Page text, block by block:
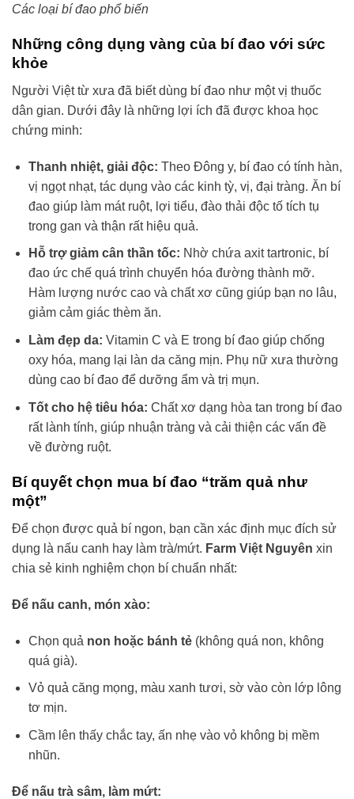
Các loại bí đao phổ biến
Những công dụng vàng của bí đao với sức
khỏe
Người Việt từ xưa đã biết dùng bí đao như một vị thuốc
dân gian. Dưới đây là những lợi ích đã được khoa học
chứng minh:
Thanh nhiệt, giải độc: Theo Đông y, bí đao có tính hàn,
vị ngọt nhạt, tác dụng vào các kinh tỳ, vị, đại tràng. Ăn bí
đao giúp làm mát ruột, lợi tiểu, đào thải độc tố tích tụ
trong gan và thận rất hiệu quả.
Hỗ trợ giảm cân thần tốc: Nhờ chứa axit tartronic, bí
đao ức chế quá trình chuyển hóa đường thành mỡ.
Hàm lượng nước cao và chất xơ cũng giúp bạn no lâu,
giảm cảm giác thèm ăn.
Làm đẹp da: Vitamin C và E trong bí đao giúp chống
oxy hóa, mang lại làn da căng mịn. Phụ nữ xưa thường
dùng cao bí đao để dưỡng ẩm và trị mụn.
Tốt cho hệ tiêu hóa: Chất xơ dạng hòa tan trong bí đao
rất lành tính, giúp nhuận tràng và cải thiện các vấn đề
về đường ruột.
Bí quyết chọn mua bí đao “trăm quả như
một”
Để chọn được quả bí ngon, bạn cần xác định mục đích sử
dụng là nấu canh hay làm trà/mứt. Farm Việt Nguyên xin
chia sẻ kinh nghiệm chọn bí chuẩn nhất:
Để nấu canh, món xào:
Chọn quả non hoặc bánh tẻ(không quá non, không
quá già).
Vỏ quả căng mọng, màu xanh tươi, sờ vào còn lớp lông
tơ mịn.
Cầm lên thấy chắc tay, ấn nhẹ vào vỏ không bị mềm
nhũn.
Để nấu trà sâm, làm mứt: